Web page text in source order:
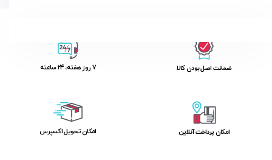
ﺿﻤﺎﻧﺖ اﺻﻞ ﺑﻮدن ﮐﺎﻟﺎ
امکان پرداخت آنلاین
۷ روز ﻫﻔﺘﻪ، ۲۴ ﺳﺎﻋﺘﻪ
اﻣﮑﺎن ﺗﺤﻮﯾﻞ اﮐﺴﭙﺮس